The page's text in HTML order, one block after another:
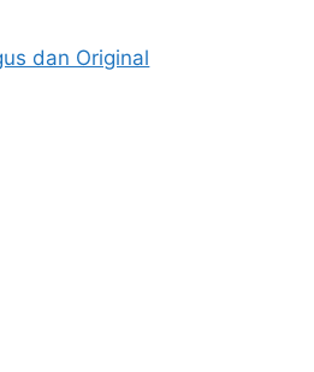
dan Original